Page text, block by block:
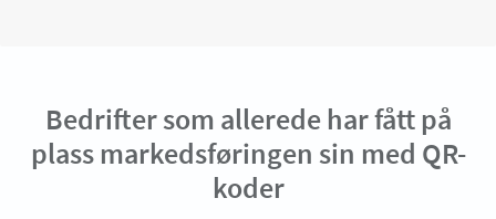
Bedrifter som allerede har fått på
plass markedsføringen sin med QR-
koder